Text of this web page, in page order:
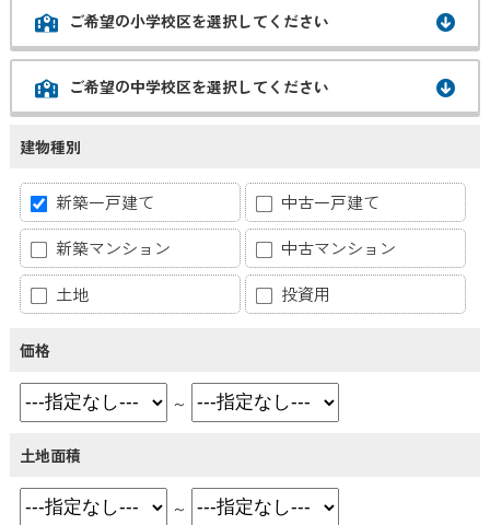
ご希望の小学校区を選択してください
ご希望の中学校区を選択してください
建物種別
新築一戸建て
中古一戸建て
新築マンション
中古マンション
土地
投資用
価格
～
土地面積
～